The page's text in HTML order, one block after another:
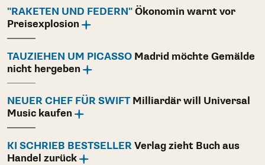
"RAKETEN UND FEDERN" Ökonomin warnt vor
Preisexplosion
TAUZIEHEN UM PICASSO Madrid möchte Gemälde
nicht hergeben
NEUER CHEF FÜR SWIFTMilliardär will Universal
Music kaufen
KI SCHRIEB BESTSELLER Verlag zieht Buch aus
Handel zurück